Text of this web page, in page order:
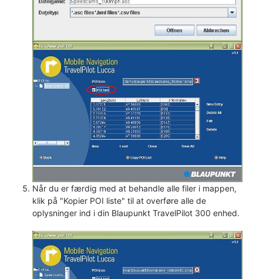
Når du er færdig med at behandle alle filer i mappen,
klik på "Kopier POI liste" til at overføre alle de
oplysninger ind i din Blaupunkt TravelPilot 300 enhed.